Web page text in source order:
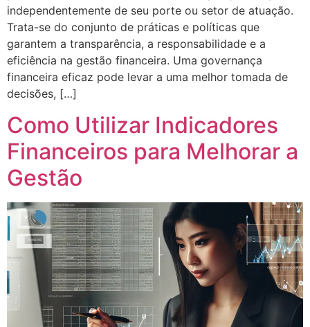
independentemente de seu porte ou setor de atuação.
Trata-se do conjunto de práticas e políticas que
garantem a transparência, a responsabilidade e a
eficiência na gestão financeira. Uma governança
financeira eficaz pode levar a uma melhor tomada de
decisões, […]
Como Utilizar Indicadores
Financeiros para Melhorar a
Gestão